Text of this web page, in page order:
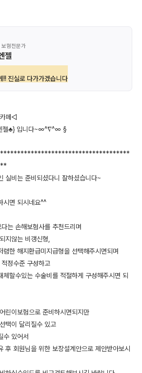
보험전문가
젤
!! 진실로 다가가겠습니다
페◁
젤♣} 입니다~∞^∇^∞ §
실비는 준비되셨다니 잘하셨습니다~
시면 되시네요^^
는 손해보험사를 추천드리며
지않는 비갱신형,
렴한 해지환급미지급형을 선택해주시면되며
정수준 구성하고
체할수있는 수술비를 적절하게 구성해주시면 되
린이보험으로 준비하시면되지만
택이 달리질수 있고
수 있어서
후 회원님을 위한 보장설계안으로 제안받아보시